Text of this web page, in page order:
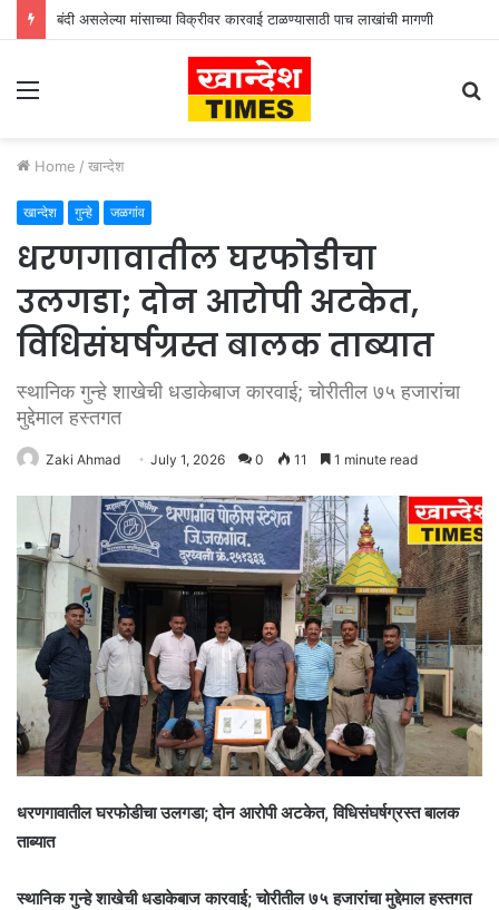
बंदी असलेल्या मांसाच्या विक्रीवर कारवाई टाळण्यासाठी पाच लाखांची मागणी
Menu
Home / खान्देश
खान्देश गुन्हे जळगांव
धरणगावातील घरफोडीचा
उलगडा; दोन आरोपी अटकेत,
विधिसंघर्षग्रस्त बालक ताब्यात
स्थानिक गुन्हे शाखेची धडाकेबाज कारवाई; चोरीतील ७५ हजारांचा
मुद्देमाल हस्तगत
Zaki Ahmad July 1, 2026 0 11 1 minute read
धरणगावातील घरफोडीचा उलगडा; दोन आरोपी अटकेत, विधिसंघर्षग्रस्त बालक
ताब्यात
स्थानिक गुन्हे शाखेची धडाकेबाज कारवाई; चोरीतील ७५ हजारांचा मुद्देमाल हस्तगत